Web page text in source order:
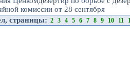
комиссии от 28 сентября
, страницы: 2 3 4 5 6 7 8 9 10 11